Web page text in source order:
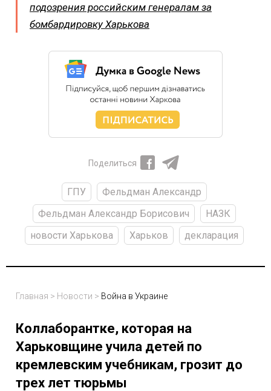
подозрения российским генералам за
бомбардировку Харькова
Поделиться
ГПУ
Фельдман Александр
Фельдман Александр Борисович
НАЗК
новости Харькова
Харьков декларация
Главная > Новости > Война в Украине
Коллаборантке, которая на
Харьковщине учила детей по
кремлевским учебникам, грозит до
трех лет тюрьмы